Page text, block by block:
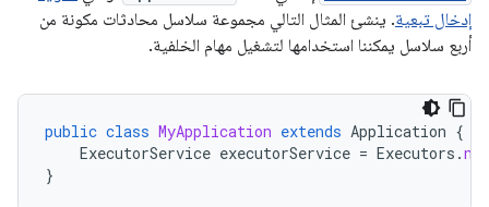
إدخال تبعية. ينشئ المثال التالي مجموعة سلاسل محادثات مكونة من
أربع سلاسل يمكننا استخدامها لتشغيل مهام الخلفية.
public class MyApplication extends Application {
ExecutorService executorService = Executors .
}